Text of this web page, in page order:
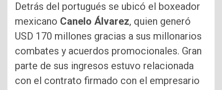
Detrás del portugués se ubicó el boxeador
mexicano Canelo Álvarez, quien generó
USD 170 millones gracias a sus millonarios
combates y acuerdos promocionales. Gran
parte de sus ingresos estuvo relacionada
con el contrato firmado con el empresario